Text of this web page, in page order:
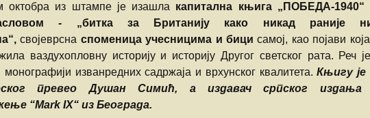
октобра из штампе је изашла капитална књига „ ПОБЕДА-1940“
- „битка за Британију како никад раније
својеврсна споменица учесницима и бици самој, као појави
ваздухопловну историју и историју Другог светског рата. Реч
монографији изванредних садржаја и врхунског квалитета.Књигу је
превео Душан Симић, а издавач српског издања
“Mark IX“ из Београда.